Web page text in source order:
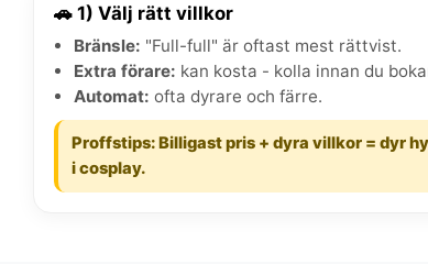
🚗 1) Välj rätt villkor
Bränsle: "Full-full" är oftast mest rättvist.
Extra förare: kan kosta - kolla innan du
Automat: ofta dyrare och färre.
Proffstips: Billigast pris + dyra villkor = dyr
i cosplay.